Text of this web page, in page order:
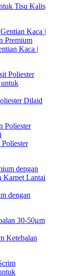
Tisu Kalis
Kaca |
Dilaid
dengan
Ketebalan